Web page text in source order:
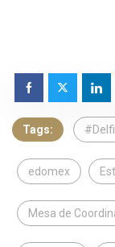
Tags:
edomex
Mesa de